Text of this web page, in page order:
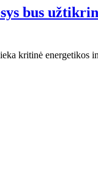
bus
kritinė energetikos